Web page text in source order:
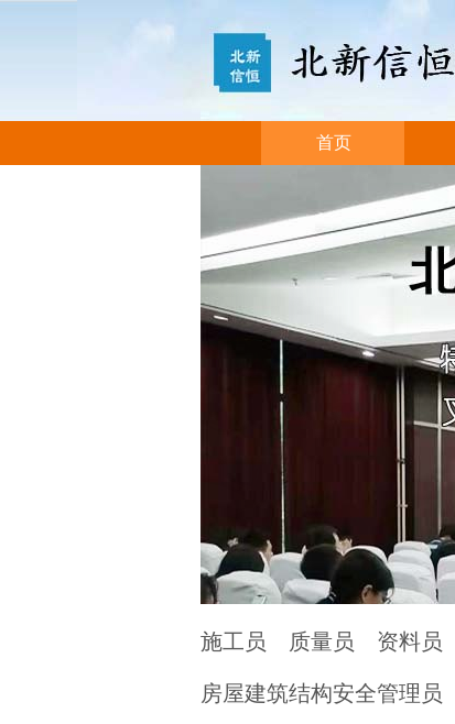
首页
施工员 质量员 资料员
房屋建筑结构安全管理员